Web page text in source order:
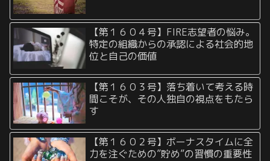
【第１６０４号】FIRE志望者の悩み。
特定の組織からの承認による社会的地
位と自己の価値
【第１６０３号】落ち着いて考える時
間こそが、その人独自の視点をもたら
す
【第１６０２号】ボーナスタイムに全
力を注ぐための”貯め”の習慣の重要性